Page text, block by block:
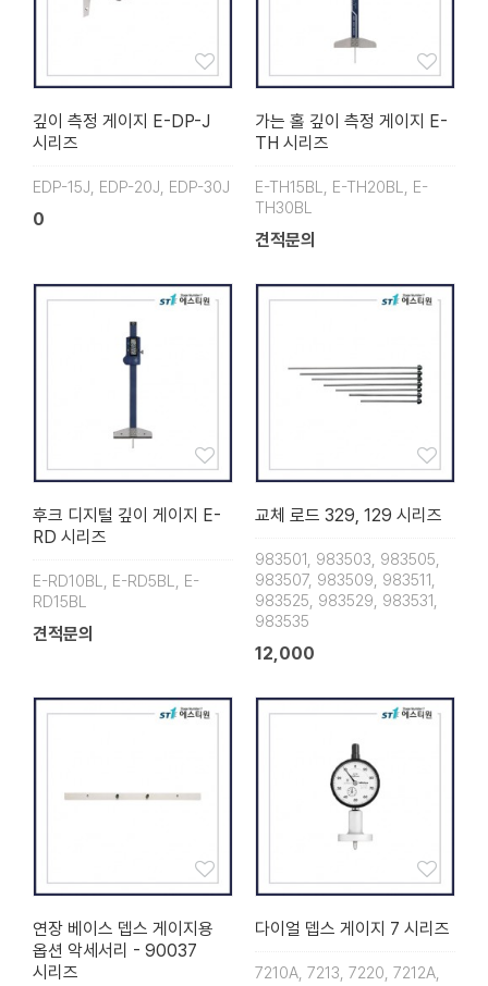
깊이 측정 게이지 E-DP-J
시리즈
EDP-15J, EDP-20J, EDP-30J
0
가는 홀 깊이 측정 게이지 E-
TH 시리즈
E-TH15BL, E-TH20BL, E-
TH30BL
견적문의
후크 디지털 깊이 게이지 E-
RD 시리즈
E-RD10BL, E-RD5BL, E-
RD15BL
견적문의
교체 로드 329, 129 시리즈
983501, 983503, 983505,
983507, 983509, 983511,
983525, 983529, 983531,
983535
12,000
연장 베이스 뎁스 게이지용
옵션 악세서리 - 90037
시리즈
다이얼 뎁스 게이지 7 시리즈
7210A, 7213, 7220, 7212A,